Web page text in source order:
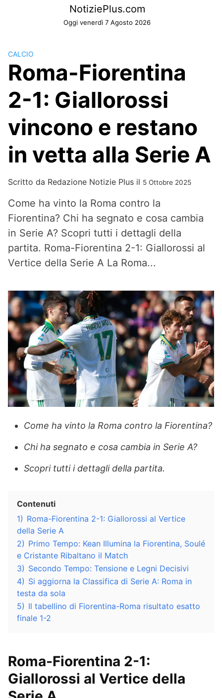
NotiziePlus.com
Oggi venerdì 7 Agosto 2026
CALCIO
Roma-Fiorentina
2-1: Giallorossi
vincono e restano
in vetta alla Serie A
Scritto da Redazione Notizie Plus il 5 Ottobre 2025
Come ha vinto la Roma contro la
Fiorentina? Chi ha segnato e cosa cambia
in Serie A? Scopri tutti i dettagli della
partita. Roma-Fiorentina 2-1: Giallorossi al
Vertice della Serie A La Roma...
Come ha vinto la Roma contro la Fiorentina?
Chi ha segnato e cosa cambia in Serie A?
Scopri tutti i dettagli della partita.
Contenuti
1) Roma-Fiorentina 2-1: Giallorossi al Vertice
della Serie A
2) Primo Tempo: Kean Illumina la Fiorentina, Soulé
e Cristante Ribaltano il Match
3) Secondo Tempo: Tensione e Legni Decisivi
4) Si aggiorna la Classifica di Serie A: Roma in
testa da sola
5) Il tabellino di Fiorentina-Roma risultato esatto
finale 1-2
Roma-Fiorentina 2-1:
Giallorossi al Vertice della